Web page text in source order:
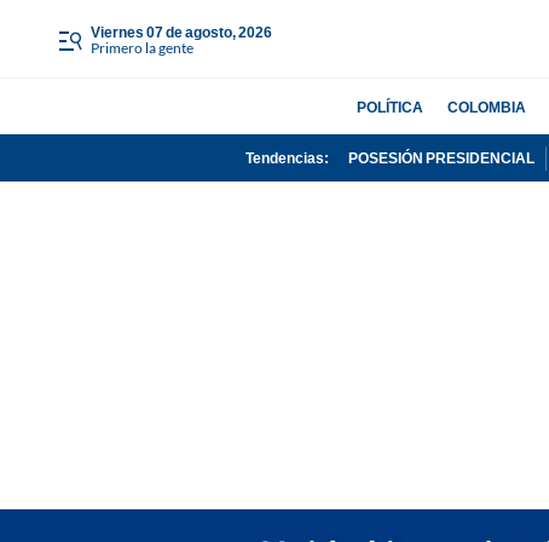
viernes 07 de agosto, 2026
Primero la gente
POLÍTICA COLOMBIA
Tendencias: POSESIÓN PRESIDENCIAL